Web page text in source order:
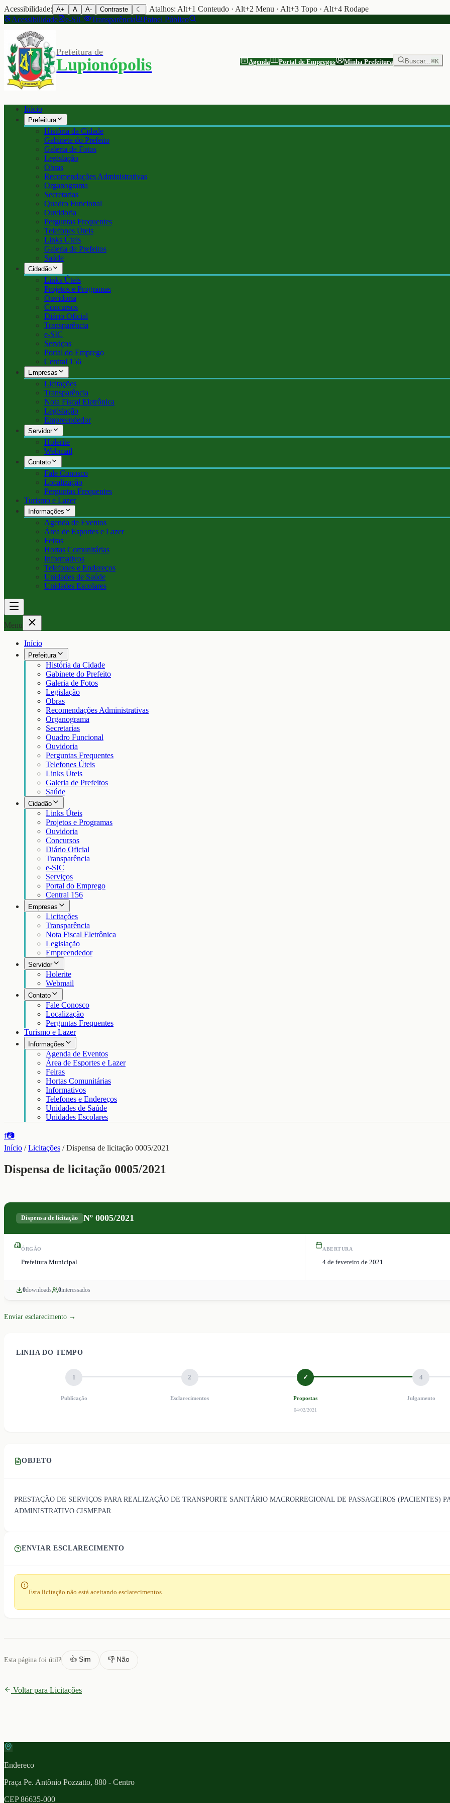
Acessibilidade: A+ A A- Contraste ☾
| Atalhos: Alt+1 Conteudo · Alt+2 Menu · Alt+3 Topo · Alt+4 Rodape
Acessibilidade
e-SIC Transparência Painel Público
Prefeitura de
Lupionópolis Agenda Portal de Empregos Minha Prefeitura Buscar...⌘K
Início
Prefeitura
História da Cidade
Gabinete do Prefeito
Galeria de Fotos
Legislação
Obras
Recomendações Administrativas
Organograma
Secretarias
Quadro Funcional
Ouvidoria
Perguntas Frequentes
Telefones Úteis
Links Úteis
Galeria de Prefeitos
Saúde
Cidadão
Links Úteis
Projetos e Programas
Ouvidoria
Concursos
Diário Oficial
Transparência
e-SIC
Serviços
Portal do Emprego
Central 156
Empresas
Licitações
Transparência
Nota Fiscal Eletrônica
Legislação
Empreendedor
Servidor
Holerite
Webmail
Contato
Fale Conosco
Localização
Perguntas Frequentes
Turismo e Lazer
Informações
Agenda de Eventos
Área de Esportes e Lazer
Feiras
Hortas Comunitárias
Informativos
Telefones e Endereços
Unidades de Saúde
Unidades Escolares
Menu
Início
Prefeitura
História da Cidade
Gabinete do Prefeito
Galeria de Fotos
Legislação
Obras
Recomendações Administrativas
Organograma
Secretarias
Quadro Funcional
Ouvidoria
Perguntas Frequentes
Telefones Úteis
Links Úteis
Galeria de Prefeitos
Saúde
Cidadão
Links Úteis
Projetos e Programas
Ouvidoria
Concursos
Diário Oficial
Transparência
e-SIC
Serviços
Portal do Emprego
Central 156
Empresas
Licitações
Transparência
Nota Fiscal Eletrônica
Legislação
Empreendedor
Servidor
Holerite
Webmail
Contato
Fale Conosco
Localização
Perguntas Frequentes
Turismo e Lazer
Informações
Agenda de Eventos
Área de Esportes e Lazer
Feiras
Hortas Comunitárias
Informativos
Telefones e Endereços
Unidades de Saúde
Unidades Escolares
f📷
Início /Licitações /Dispensa de licitação 0005/2021
Dispensa de licitação 0005/2021
Dispensa de licitação Nº 0005/2021
ÓRGÃO
Prefeitura Municipal
ABERTURA
4 de fevereiro de 2021
0downloads 0interessados
Enviar esclarecimento →
LINHA DO TEMPO
1
Publicação
2
Esclarecimentos
✓
Propostas
04/02/2021
4
Julgamento
OBJETO
PRESTAÇÃO DE SERVIÇOS PARA REALIZAÇÃO DE TRANSPORTE SANITÁRIO MACRORREGIONAL DE PASSAGEIROS (PACIENTES)
ADMINISTRATIVO CISMEPAR.
ENVIAR ESCLARECIMENTO
Esta licitação não está aceitando esclarecimentos.
Esta página foi útil? 👍 Sim 👎 Não
Voltar para Licitações
Endereco
Praça Pe. Antônio Pozzatto, 880 - Centro
CEP86635-000